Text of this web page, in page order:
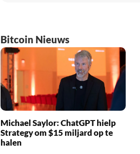
Bitcoin Nieuws
Michael Saylor: ChatGPT hielp
Strategy om $15 miljard op te
halen